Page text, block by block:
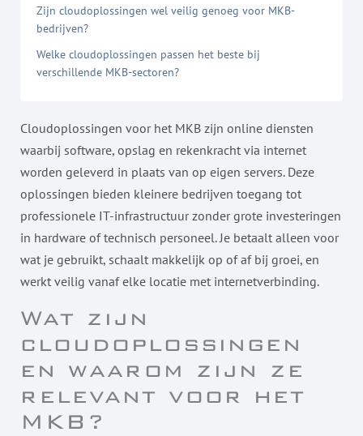
Zijn cloudoplossingen wel veilig genoeg voor MKB-
bedrijven?
Welke cloudoplossingen passen het beste bij
verschillende MKB-sectoren?
Cloudoplossingen voor het MKB zijn online diensten
waarbij software, opslag en rekenkracht via internet
worden geleverd in plaats van op eigen servers. Deze
oplossingen bieden kleinere bedrijven toegang tot
professionele IT-infrastructuur zonder grote investeringen
in hardware of technisch personeel. Je betaalt alleen voor
wat je gebruikt, schaalt makkelijk op of af bij groei, en
werkt veilig vanaf elke locatie met internetverbinding.
Wat zijn
cloudoplossingen
en waarom zijn ze
relevant voor het
MKB?